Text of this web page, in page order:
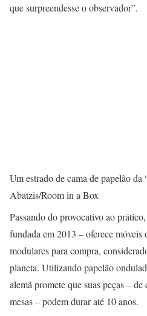
que surpreendesse o observador”.
Um estrado de cama de papelão
Abatzis/Room in a Box
Passando do provocativo ao
fundada em 2013 – oferece móveis
modulares para compra,
planeta. Utilizando papelão
alemã promete que suas peças – de
mesas – podem durar até 10 anos.